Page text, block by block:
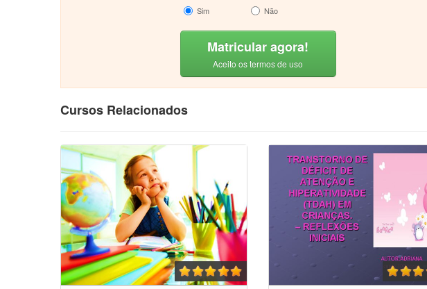
Sim Não
Matricular agora!
Aceito os termos de uso
Cursos Relacionados